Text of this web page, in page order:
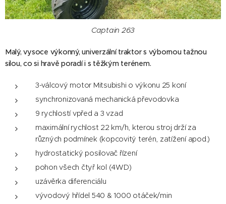
Captain 263
Malý, vysoce výkonný, univerzální traktor s výbornou tažnou
silou, co si hravě poradí i s těžkým terénem.
3-válcový motor Mitsubishi o výkonu 25 koní
synchronizovaná mechanická převodovka
9 rychlostí vpřed a 3 vzad
maximální rychlost 22 km/h, kterou stroj drží za
různých podmínek (kopcovitý terén, zatížení apod.)
hydrostatický posilovač řízení
pohon všech čtyř kol (4WD)
uzávěrka diferenciálu
vývodový hřídel 540 & 1000 otáček/min